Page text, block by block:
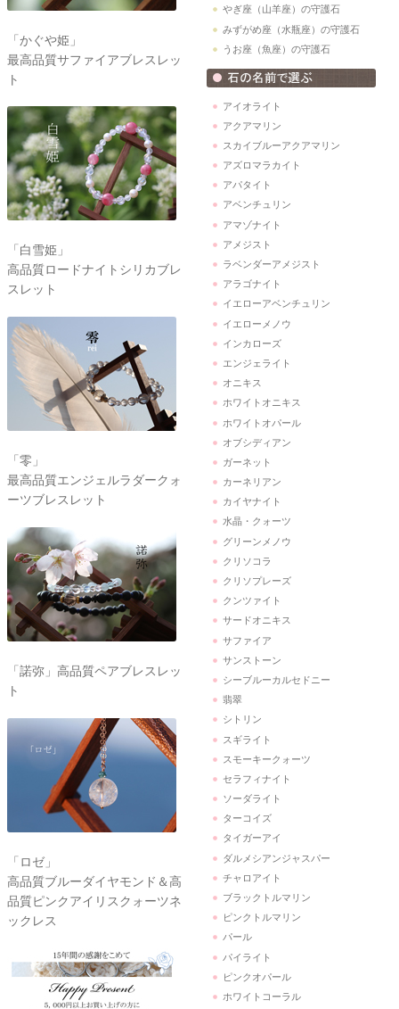
「かぐや姫」
最高品質サファイアブレスレッ
ト
「白雪姫」
高品質ロードナイトシリカブレ
スレット
「零」
最高品質エンジェルラダークォ
ーツブレスレット
「諾弥」高品質ペアブレスレッ
ト
「ロゼ」
高品質ブルーダイヤモンド＆高
品質ピンクアイリスクォーツネ
ックレス
やぎ座（山羊座）の守護石
みずがめ座（水瓶座）の守護石
うお座（魚座）の守護石
アイオライト
アクアマリン
スカイブルーアクアマリン
アズロマラカイト
アパタイト
アベンチュリン
アマゾナイト
アメジスト
ラベンダーアメジスト
アラゴナイト
イエローアベンチュリン
イエローメノウ
インカローズ
エンジェライト
オニキス
ホワイトオニキス
ホワイトオパール
オブシディアン
ガーネット
カーネリアン
カイヤナイト
水晶・クォーツ
グリーンメノウ
クリソコラ
クリソプレーズ
クンツァイト
サードオニキス
サファイア
サンストーン
シーブルーカルセドニー
翡翠
シトリン
スギライト
スモーキークォーツ
セラフィナイト
ソーダライト
ターコイズ
タイガーアイ
ダルメシアンジャスパー
チャロアイト
ブラックトルマリン
ピンクトルマリン
パール
パイライト
ピンクオパール
ホワイトコーラル